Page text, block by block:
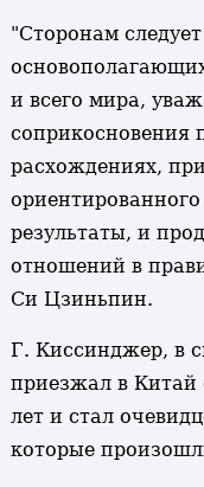
"Сторонам
и всего мира,
соприкосновения
расхождениях,
результаты, и
отношений в
Си Цзиньпин.
Г. Киссинджер, в
приезжал в Китай
лет и стал
которые